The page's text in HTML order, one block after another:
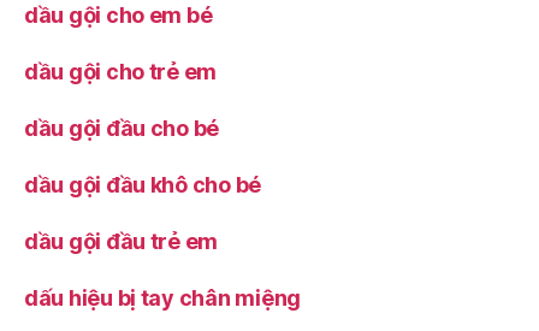
dầu gội cho em bé
dầu gội cho trẻ em
dầu gội đầu cho bé
dầu gội đầu khô cho bé
dầu gội đầu trẻ em
dấu hiệu bị tay chân miệng